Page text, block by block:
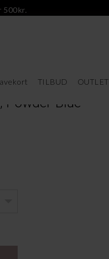
500kr.
TILBUD OUTLET
Powder Blue